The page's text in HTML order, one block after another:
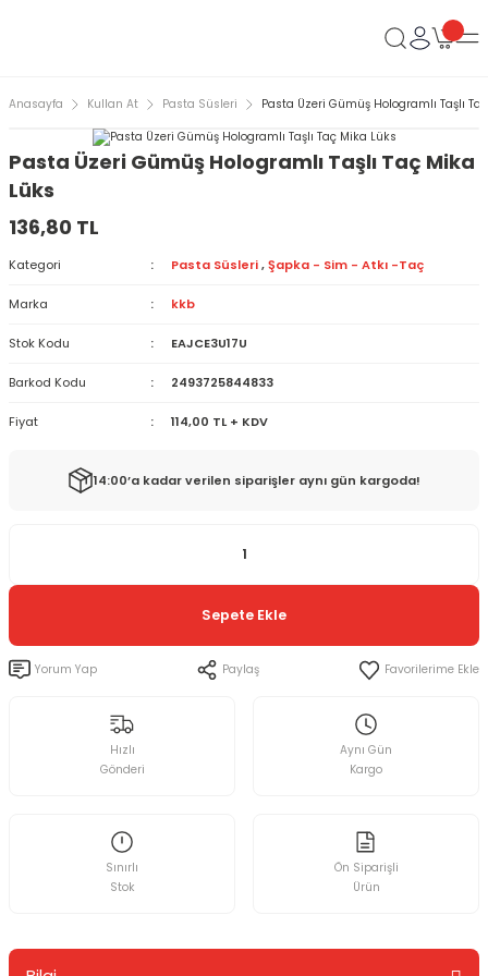
Anasayfa Kullan At Pasta Süsleri Pasta Üzeri Gümüş Hologramlı Taşlı
Pasta Üzeri Gümüş Hologramlı Taşlı Taç Mika
Lüks
136,80 TL
Kategori Pasta Süsleri ,Şapka - Sim - Atkı -Taç
Marka kkb
Stok Kodu EAJCE3U17U
Barkod Kodu 2493725844833
Fiyat 114,00 TL + KDV
14:00’a kadar verilen siparişler aynı gün kargoda!
Sepete Ekle
Yorum Yap Paylaş
Hızlı
Gönderi
Aynı Gün
Kargo
Sınırlı
Stok
Ön Siparişli
Ürün